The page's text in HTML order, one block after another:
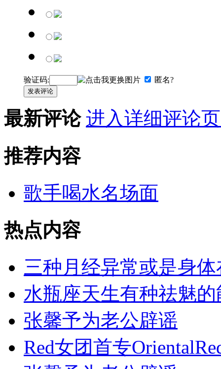
验证码: 匿名?
发表评论
最新评论 进入详细评论
推荐内容
歌手喝水名场面
热点内容
三种月经异常或是身
水瓶座天生有种祛魅的
张馨予为老公辟谣
Red女团首专